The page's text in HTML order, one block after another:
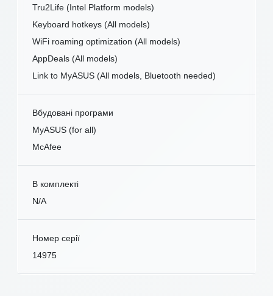
Tru2Life (Intel Platform models)
Keyboard hotkeys (All models)
WiFi roaming optimization (All models)
AppDeals (All models)
Link to MyASUS (All models, Bluetooth needed)
Вбудовані програми
MyASUS (for all)
McAfee
В комплекті
N/A
Номер серії
14975